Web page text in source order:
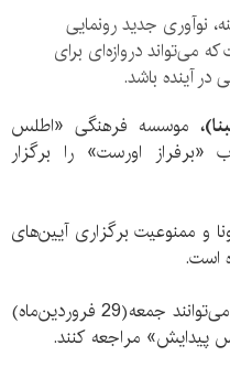
نوآوری جدید رونمایی
می‌تواند دروازه‌ای برای
در آینده باشد.
موسسه فرهنگی «اطلس
اورست» را برگزار
و ممنوعیت برگزاری آیین‌های
است.
علاقه‌مندان برای مشاهده این مراسم می‌‌توانند جمعه(29 فروردین‌ماه)
پیدایش» مراجعه کنند.